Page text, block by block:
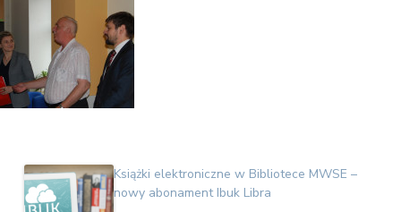
Książki elektroniczne w Bibliotece MWSE –
nowy abonament Ibuk Libra